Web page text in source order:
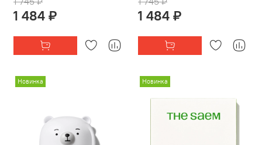
1 484 ₽ 1 484 ₽
Новинка Новинка